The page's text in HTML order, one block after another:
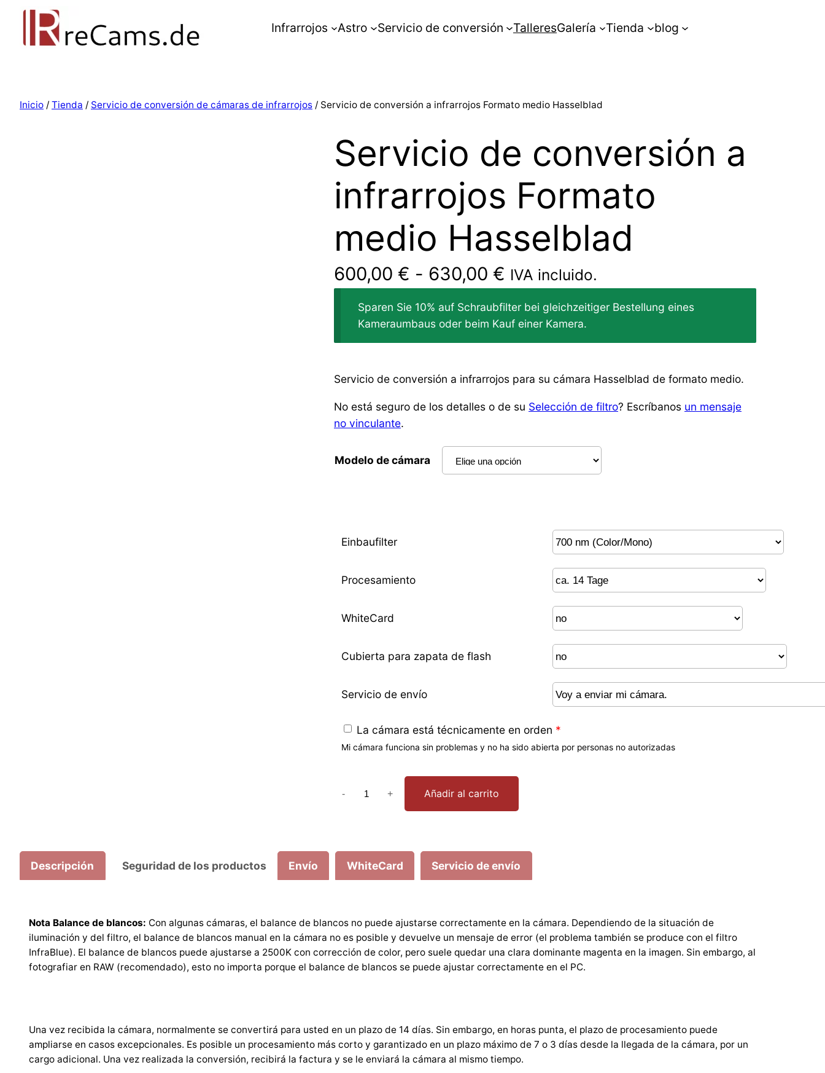
Infrarrojos Astro Servicio de conversión TalleresGalería Tienda blog
Inicio / Tienda / Servicio de conversión de cámaras de infrarrojos / Servicio de conversión a infrarrojos Formato medio Hasselblad
Servicio de conversión a
infrarrojos Formato
medio Hasselblad
600,00 € - 630,00 € IVA incluido.
Sparen Sie 10% auf Schraubfilter bei gleichzeitiger Bestellung eines
Kameraumbaus oder beim Kauf einer Kamera.
Servicio de conversión a infrarrojos para su cámara Hasselblad de formato medio.
No está seguro de los detalles o de su Selección de filtro? Escríbanos un mensaje
no vinculante.
Modelo de cámara
Einbaufilter
Procesamiento
WhiteCard
Cubierta para zapata de flash
Servicio de envío
La cámara está técnicamente en orden *
Mi cámara funciona sin problemas y no ha sido abierta por personas no autorizadas
a
o
m
b
a
r
v
i
- + Añadir al carrito
Descripción Seguridad de los productos Envío WhiteCard Servicio de envío
Nota Balance de blancos: Con algunas cámaras, el balance de blancos no puede ajustarse correctamente en la cámara. Dependiendo de la situación de
iluminación y del filtro, el balance de blancos manual en la cámara no es posible y devuelve un mensaje de error (el problema también se produce con el filtro
InfraBlue). El balance de blancos puede ajustarse a 2500K con corrección de color, pero suele quedar una clara dominante magenta en la imagen. Sin embargo, al
fotografiar en RAW (recomendado), esto no importa porque el balance de blancos se puede ajustar correctamente en el PC.
Una vez recibida la cámara, normalmente se convertirá para usted en un plazo de 14 días. Sin embargo, en horas punta, el plazo de procesamiento puede
ampliarse en casos excepcionales. Es posible un procesamiento más corto y garantizado en un plazo máximo de 7 o 3 días desde la llegada de la cámara, por un
cargo adicional. Una vez realizada la conversión, recibirá la factura y se le enviará la cámara al mismo tiempo.